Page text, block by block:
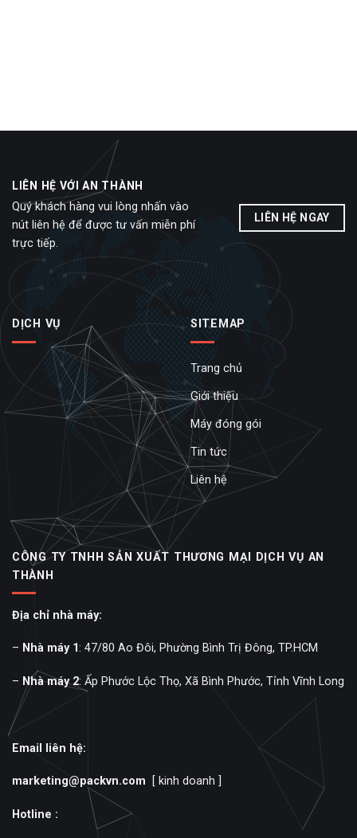
LIÊN HỆ VỚI AN THÀNH
Quý khách hàng vui lòng nhấn vào
nút liên hệ để được tư vấn miễn phí
trực tiếp.
LIÊN HỆ NGAY
DỊCH VỤ SITEMAP
Trang chủ
Giới thiệu
Máy đóng gói
Tin tức
Liên hệ
CÔNG TY TNHH SẢN XUẤT THƯƠNG MẠI DỊCH VỤ AN
THÀNH
Địa chỉ nhà máy:
– Nhà máy 1: 47/80 Ao Đôi, Phường Bình Trị Đông, TP.HCM
– Nhà máy 2: Ấp Phước Lộc Thọ, Xã Bình Phước, Tỉnh Vĩnh Long
Email liên hệ:
marketing@packvn.com [ kinh doanh ]
Hotline :